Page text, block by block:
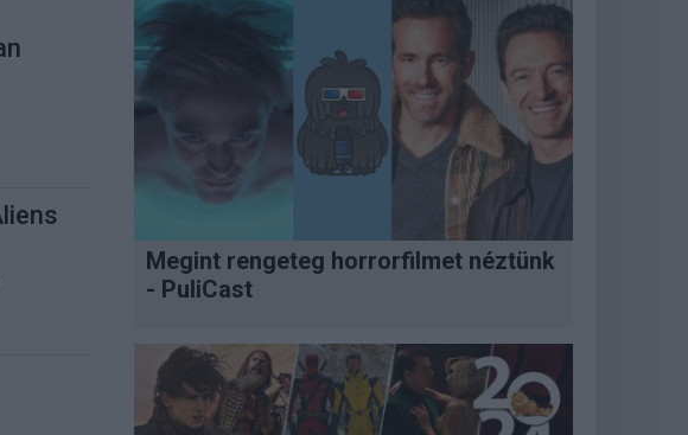
Megint rengeteg horrorfilmet néztünk
- PuliCast